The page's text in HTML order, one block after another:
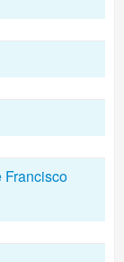
Francisco